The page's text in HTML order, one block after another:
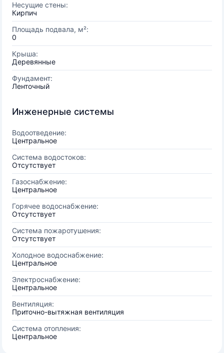
Несущие стены:
Кирпич
Площадь подвала, м²:
0
Крыша:
Деревянные
Фундамент:
Ленточный
Инженерные системы
Водоотведение:
Центральное
Система водостоков:
Отсутствует
Газоснабжение:
Центральное
Горячее водоснабжение:
Отсутствует
Система пожаротушения:
Отсутствует
Холодное водоснабжение:
Центральное
Электроснабжение:
Центральное
Вентиляция:
Приточно-вытяжная вентиляция
Система отопления:
Центральное